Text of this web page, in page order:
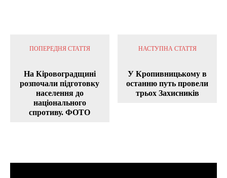
ПОПЕРЕДНЯ СТАТТЯ
На Кіровоградщині
розпочали підготовку
населення до
національного
спротиву. ФОТО
НАСТУПНА СТАТТЯ
У Кропивницькому в
останню путь провели
трьох Захисників